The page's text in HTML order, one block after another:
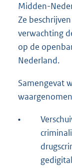
Midden-
Ze
verwachting
op de
Nederland.
Samengevat
•